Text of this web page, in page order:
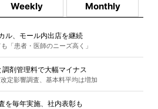
Weekly Monthly
ル、モール内出店を継続
「患者・医師のニーズ高く」
剤管理料で大幅マイナス
定影響調査、基本料平均は増加
を毎年実施、社内表彰も